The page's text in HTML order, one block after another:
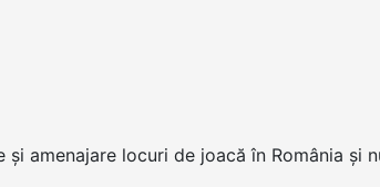
amenajare locuri de joacă în România și